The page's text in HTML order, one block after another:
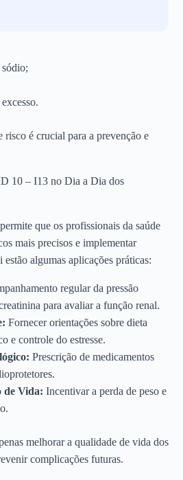
risco é crucial para a prevenção e
10 – I13 no Dia a Dia dos
que os profissionais da saúde
mais precisos e implementar
algumas aplicações práticas:
regular da pressão
para avaliar a função renal.
Fornecer orientações sobre dieta
e controle do estresse.
Prescrição de medicamentos
de Vida: Incentivar a perda de peso e
melhorar a qualidade de vida dos
complicações futuras.